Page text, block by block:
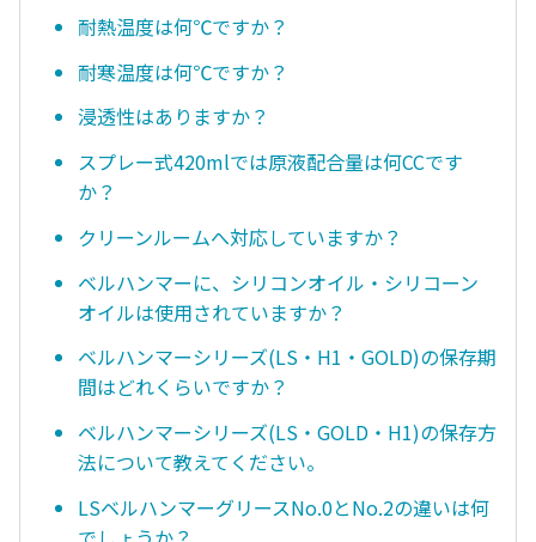
耐熱温度は何℃ですか？
耐寒温度は何℃ですか？
浸透性はありますか？
スプレー式420mlでは原液配合量は何CCです
か？
クリーンルームへ対応していますか？
ベルハンマーに、シリコンオイル・シリコーン
オイルは使用されていますか？
ベルハンマーシリーズ(LS・H1・GOLD)の保存期
間はどれくらいですか？
ベルハンマーシリーズ(LS・GOLD・H1)の保存方
法について教えてください。
LSベルハンマーグリースNo.0とNo.2の違いは何